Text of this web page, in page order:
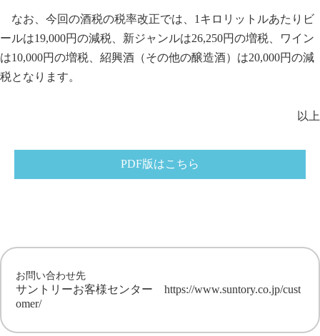
なお、今回の酒税の税率改正では、1キロリットルあたりビ
ールは19,000円の減税、新ジャンルは26,250円の増税、ワイン
は10,000円の増税、紹興酒（その他の醸造酒）は20,000円の減
税となります。
以上
PDF版はこちら
お問い合わせ先
サントリーお客様センター https://www.suntory.co.jp/cust
omer/